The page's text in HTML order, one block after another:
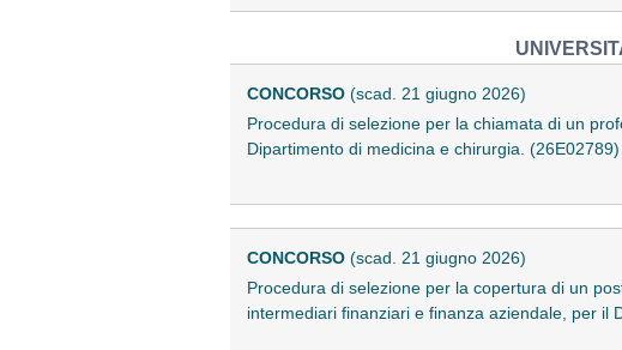
CONCORSO (scad. 21 giugno 2026)
Procedura di selezione per la chiamata di un
Dipartimento di medicina e chirurgia. (26E02789)
CONCORSO (scad. 21 giugno 2026)
Procedura di selezione per la copertura di un
intermediari finanziari e finanza aziendale, per il